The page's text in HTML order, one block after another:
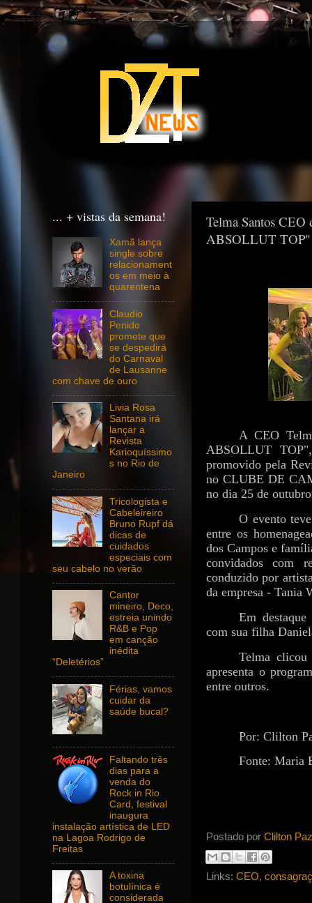
Telma Santos CEO
ABSOLLUT TOP"
A CEO
ABSOLLUT
promovido pela
no CLUBE DE
no dia 25 de
O evento
entre os
dos Campos e
convidados com
conduzido por
da empresa - Tania
Em
com sua filha
Telma
apresenta o
entre outros.
Por: Clilton
Fonte: Maria
Postado por Clilton Paz
Links: CEO,
... + vistas da semana!
Xamã lança
single sobre
relacionament
os em meio à
quarentena
Claudio
Penido
promete que
se despedirá
do Carnaval
de Lausanne
com chave de ouro
Livia Rosa
Santana irá
lançar a
Revista
Karioquíssimo
s no Rio de
Janeiro
Tricologista e
Cabeleireiro
Bruno Rupf dá
dicas de
cuidados
especiais com
seu cabelo no verão
Cantor
mineiro, Deco,
estreia unindo
R&B e Pop
em canção
inédita
“Deletérios”
Férias, vamos
cuidar da
saúde bucal?
Faltando três
dias para a
venda do
Rock in Rio
Card, festival
inaugura
instalação artística de LED
na Lagoa Rodrigo de
Freitas
A toxina
botulínica é
considerada